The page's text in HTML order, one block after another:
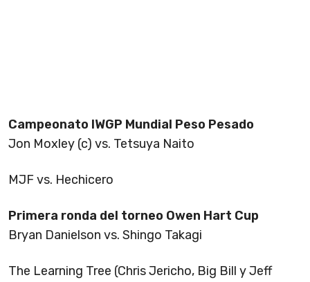
Campeonato IWGP Mundial Peso Pesado
Jon Moxley (c) vs. Tetsuya Naito
MJF vs. Hechicero
Primera ronda del torneo Owen Hart Cup
Bryan Danielson vs. Shingo Takagi
The Learning Tree (Chris Jericho, Big Bill y Jeff